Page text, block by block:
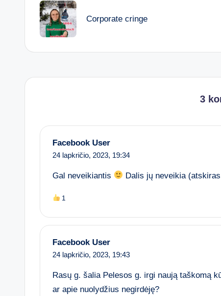
navigation
Corporate cringe
3
Facebook User
24 lapkričio, 2023, 19:34
Gal neveikiantis Dalis jų neveikia
1
Facebook User
24 lapkričio, 2023, 19:43
Rasų g. šalia Pelesos g. irgi naują taškomą
ar apie nuolydžius negirdėję?